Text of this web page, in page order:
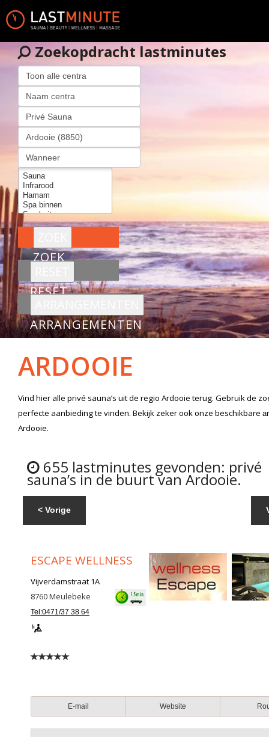
Zoekopdracht lastminutes
ZOEK
RESET
ARRANGEMENTEN
ARDOOIE
Vind hier alle privé sauna’s uit de regio Ardooieterug. Gebruik de
perfecte aanbieding te vinden. Bekijk zeker ook onze beschikbare
Ardooie.
655 lastminutes gevonden: privé
sauna’s in de buurt van Ardooie.
< Vorige
ESCAPE WELLNESS
Vijverdamstraat 1A
8760Meulebeke
Tel:0471/37 38 64
E-mail Website